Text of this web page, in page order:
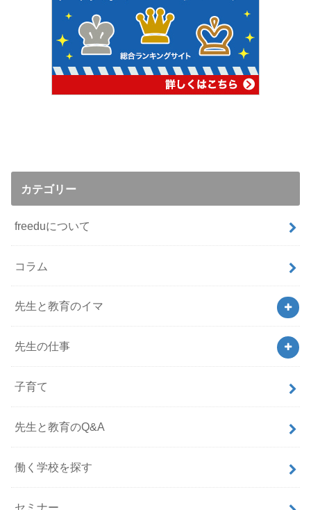
カテゴリー
freeduについて
コラム
先生と教育のイマ
先生の仕事
子育て
先生と教育のQ&A
働く学校を探す
セミナー